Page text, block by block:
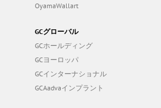
OyamaWallart
GCグローバル
GCホールディング
GCヨーロッパ
GCインターナショナル
GCAadvaインプラント